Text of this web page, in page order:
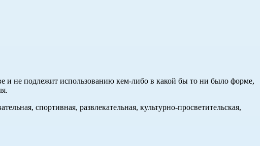
и не подлежит использованию кем-либо в какой бы то ни было форме,
спортивная, развлекательная, культурно-просветительская,